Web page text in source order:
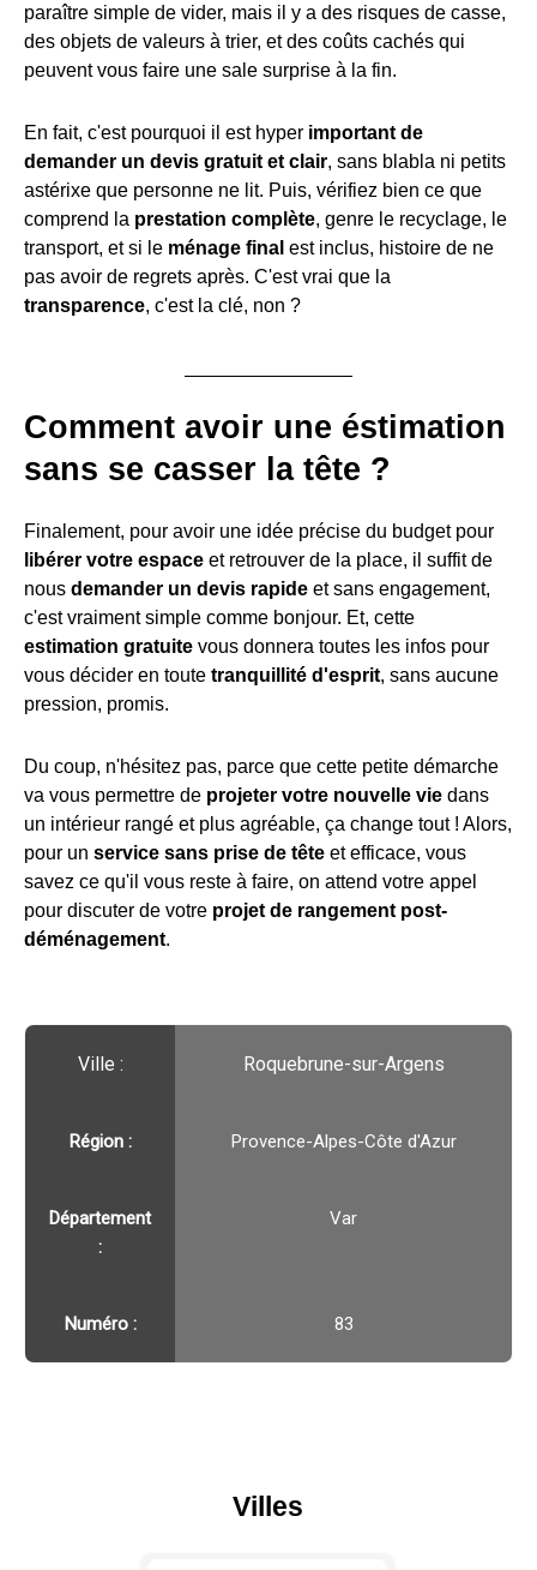
paraître simple de vider, mais il y a des risques de casse,
des objets de valeurs à trier, et des coûts cachés qui
peuvent vous faire une sale surprise à la fin.
En fait, c'est pourquoi il est hyper important de
demander un devis gratuit et clair, sans blabla ni petits
astérixe que personne ne lit. Puis, vérifiez bien ce que
comprend la prestation complète, genre le recyclage, le
transport, et si le ménage final est inclus, histoire de ne
pas avoir de regrets après. C'est vrai que la
transparence, c'est la clé, non ?
Comment avoir une éstimation
sans se casser la tête ?
Finalement, pour avoir une idée précise du budget pour
libérer votre espace et retrouver de la place, il suffit de
nous demander un devis rapide et sans engagement,
c'est vraiment simple comme bonjour. Et, cette
estimation gratuite vous donnera toutes les infos pour
vous décider en toute tranquillité d'esprit, sans aucune
pression, promis.
Du coup, n'hésitez pas, parce que cette petite démarche
va vous permettre de projeter votre nouvelle vie dans
un intérieur rangé et plus agréable, ça change tout ! Alors,
pour un service sans prise de tête et efficace, vous
savez ce qu'il vous reste à faire, on attend votre appel
pour discuter de votre projet de rangement post-
déménagement.
Ville :️ Roquebrune-sur-Argens
Région :️ Provence-Alpes-Côte d'Azur
Département
:
Var
Numéro : 83
Villes